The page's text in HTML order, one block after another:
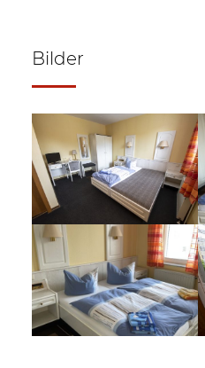
Bilder